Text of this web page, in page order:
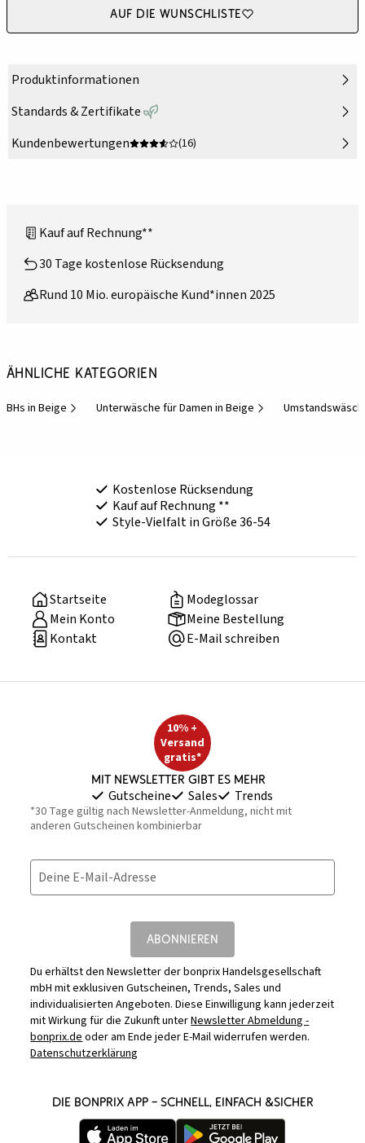
Auf die Wunschliste
Produktinformationen
Standards & Zertifikate
Kundenbewertungen
(16)
Kauf auf Rechnung**
30 Tage kostenlose Rücksendung
Rund 10 Mio. europäische Kund*innen 2025
Ähnliche Kategorien
BHs in Beige Unterwäsche für Damen in Beige
Kostenlose Rücksendung
Kauf auf Rechnung **
Style-Vielfalt in Größe 36-54
Startseite
Modeglossar
Mein Konto
Meine Bestellung
Kontakt
E-Mail schreiben
10% +
Versand
gratis*
Mit Newsletter gibt es mehr
Gutscheine Sales Trends
*30 Tage gültig nach Newsletter-Anmeldung, nicht mit
anderen Gutscheinen kombinierbar
Deine E-Mail-Adresse
ABONNIEREN
Du erhältst den Newsletter der bonprix Handelsgesellschaft
mbH mit exklusiven Gutscheinen, Trends, Sales und
individualisierten Angeboten. Diese Einwilligung kann jederzeit
mit Wirkung für die Zukunft unterNewsletter Abmeldung -
bonprix.deoder am Ende jeder E-Mail widerrufen werden.
Datenschutzerklärung
DIE BONPRIX APP – SCHNELL, EINFACH &SICHER